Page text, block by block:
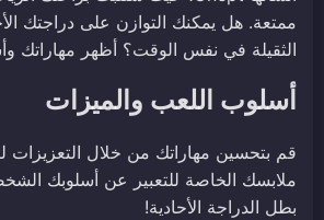
ممتعة. هل يمكنك التوازن على دراجتك
الثقيلة في نفس الوقت؟ أظهر مهاراتك
أسلوب اللعب والميزات
قم بتحسين مهاراتك من خلال التعزيزات
ملابسك الخاصة للتعبير عن أسلوبك
بطل الدراجة الأحادية!